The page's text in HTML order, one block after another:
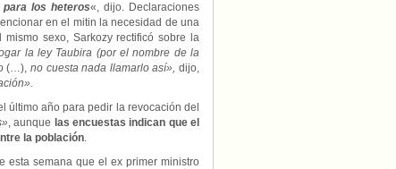
los heteros«, dijo. Declaraciones
en el mitin la necesidad de una
sexo, Sarkozy rectificó sobre la
la ley Taubira (por el nombre de la
(…), no cuesta nada llamarlo así», dijo,
último año para pedir la revocación del
, aunque las encuestas indican que el
la población.
esta semana que el ex primer ministro